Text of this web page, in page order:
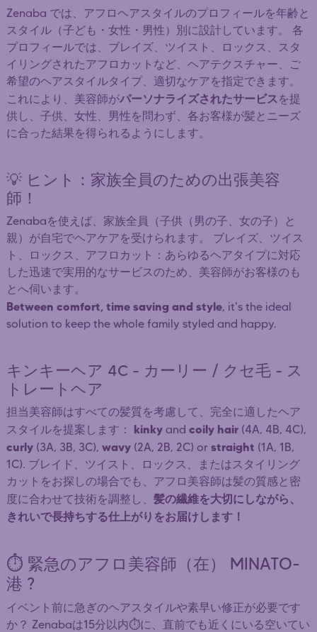
Zenaba では、アフロヘアスタイルのプロフィールを年齢と
スタイル（子ども・女性・男性）別に設計しています。 各
プロフィールでは、ブレイズ、ツイスト、ロックス、スタ
イリングされたアフロカットなど、ヘアテクスチャー、ご
希望のヘアスタイルタイプ、適切なケアを指定できます。
これにより、美容師がパーソナライズされたサービスを提
供し、子供、女性、男性を問わず、各お客様が髪とニーズ
に合った結果を得られるようにします。
💡 ヒント：家族全員のための出張美容
師！
Zenabaを使えば、家族全員（子供（男の子、女の子）と
親）が自宅でヘアケアを受けられます。 ブレイズ、ツイス
ト、ロックス、アフロカット：あらゆるヘアタイプに対応
した迅速で実用的なサービスのため、美容師がお客様のも
とへ伺います。
Between comfort, time saving and style, it's the ideal
solution to keep the whole family styled and happy.
キンキーヘア 4C - カーリー / クセ毛 - ス
トレートヘア
担当美容師はすべての髪質を考慮して、完全に適したヘア
スタイルを提案します： kinky and coily hair (4A, 4B, 4C),
curly (3A, 3B, 3C), wavy (2A, 2B, 2C) or straight (1A, 1B,
1C). ブレイド、ツイスト、ロックス、またはスタイリング
カットをお探しの場合でも、アフロ美容師は髪の質感と密
度に合わせて技術を調整し、 髪の繊維を大切にしながら、
きれいで長持ちする仕上がりをお届けします！
⏱️ 緊急のアフロ美容師（在） MINATO-
港 ?
イベント前に急ぎのヘアスタイルや素早い修正が必要です
か？ Zenabaは15分以内⏱️に、直前でも近くにいる空いてい